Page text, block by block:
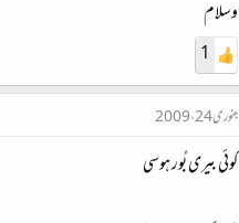
وسلام
1
جنوری 24، 2009
کوئی بیری بُور ہوسی